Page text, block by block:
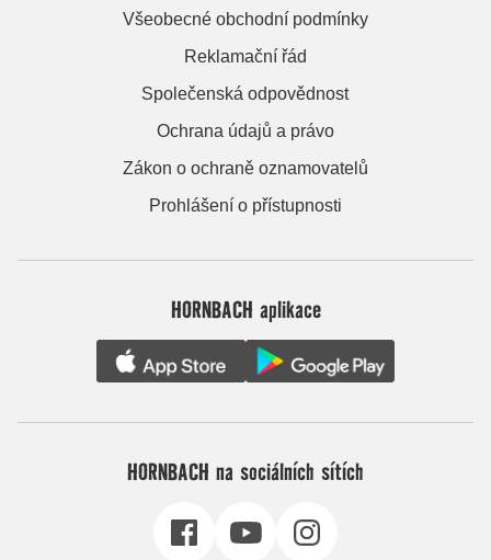
Všeobecné obchodní podmínky
Reklamační řád
Společenská odpovědnost
Ochrana údajů a právo
Zákon o ochraně oznamovatelů
Prohlášení o přístupnosti
HORNBACH aplikace
HORNBACH na sociálních sítích